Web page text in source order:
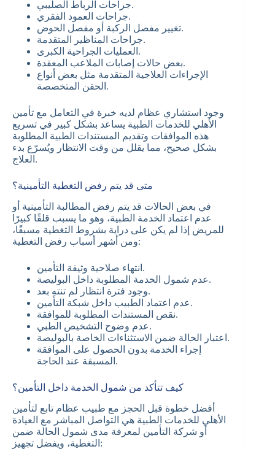
جراحات الرباط الصليبي.
جراحات العمود الفقري.
تغيير مفصل الركبة أو مفصل الحوض.
جراحات المناظير المتقدمة.
العمليات الجراحية الكبرى.
بعض حالات إصابات الملاعب المعقدة.
الإجراءات العلاجية المتقدمة مثل بعض أنواع
الحقن المتخصصة.
وجود استشاري عظام لديه خبرة في التعامل مع تأمين
الأهلي للخدمات الطبية يساعد بشكل كبير في تسريع
هذه الموافقات وتقديم المستندات الطبية المطلوبة
بشكل صحيح، مما يقلل من وقت الانتظار ويُسرّع بدء
العلاج.
متى قد يتم رفض التغطية التأمينية؟
في بعض الحالات قد يتم رفض المطالبة التأمينية أو
عدم اعتماد الخدمة الطبية، وهو ما يسبب قلقًا كبيرًا
للمريض إذا لم يكن على دراية بشروط التغطية مسبقًا،
ومن أشهر أسباب رفض التغطية:
انتهاء صلاحية وثيقة التأمين.
عدم شمول الخدمة المطلوبة داخل البوليصة.
وجود فترة انتظار لم تنتهِ بعد.
عدم اعتماد الطبيب داخل شبكة التأمين.
نقص المستندات المطلوبة للموافقة.
عدم وضوح التشخيص الطبي.
اعتبار الحالة ضمن الاستثناءات الخاصة بالبوليصة.
إجراء الخدمة بدون الحصول على الموافقة
المسبقة عند الحاجة.
كيف تتأكد من شمول الخدمة داخل التأمين؟
أفضل خطوة قبل الحجز مع طبيب عظام تابع لتأمين
الأهلي للخدمات الطبية هي التواصل المباشر مع العيادة
أو شركة التأمين لمعرفة مدى شمول الحالة ضمن
التغطية، ويفضل تجهيز: